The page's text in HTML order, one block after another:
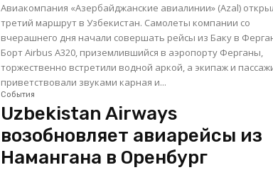
Авиакомпания «Азербайджанские авиалинии» (Azal)
третий маршрут в Узбекистан. Самолеты компании со
вчерашнего дня начали совершать рейсы из Баку в
Борт Аirbus A320, приземлившийся в аэропорту Ферганы,
торжественно встретили водной аркой, а экипаж и
приветствовали звуками карная и...
События
Uzbekistan Airways
возобновляет авиарейсы из
Намангана в Оренбург